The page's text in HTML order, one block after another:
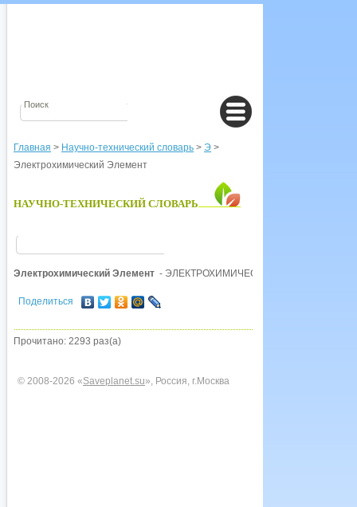
Главная > Научно-технический словарь > Э >
Электрохимический Элемент
НАУЧНО-ТЕХНИЧЕСКИЙ СЛОВАРЬ
Электрохимический Элемент - ЭЛЕКТРОХИМИЧЕСКИЙ ЭЛЕМЕНТ, см.
Поделиться
Прочитано: 2293 раз(а)
© 2008-2026 «Saveplanet.su», Россия, г.Москва